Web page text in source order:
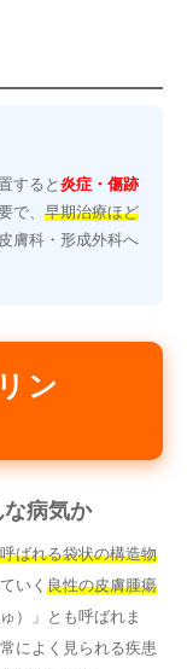
すると炎症・傷跡
で、 早期治療ほど
膚科・形成外科へ
ン
病気か
ばれる袋状の構造物
いく 良性の皮膚腫瘍
）」とも呼ばれま
によく見られる疾患